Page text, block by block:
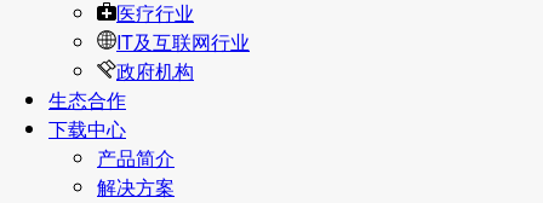
医疗行业
IT及互联网行业
政府机构
生态合作
下载中心
产品简介
解决方案